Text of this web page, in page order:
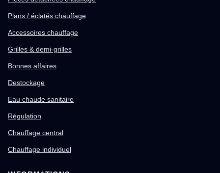
Plans / éclatés chauffage
Accessoires chauffage
Grilles & demi-grilles
Bonnes affaires
Destockage
Eau chaude sanitaire
Régulation
Chauffage central
Chauffage individuel